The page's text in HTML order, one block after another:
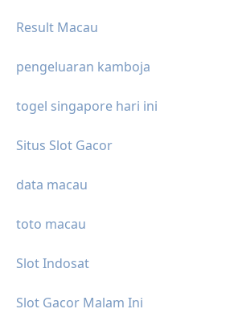
Result Macau
pengeluaran kamboja
togel singapore hari ini
Situs Slot Gacor
data macau
toto macau
Slot Indosat
Slot Gacor Malam Ini